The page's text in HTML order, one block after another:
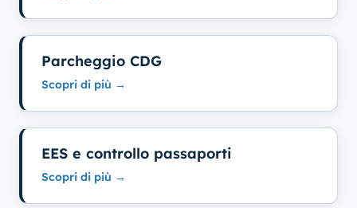
Parcheggio CDG
Scopri di più →
EES e controllo passaporti
Scopri di più →